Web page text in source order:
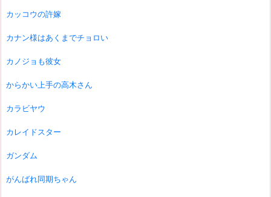
カッコウの許嫁
カナン様はあくまでチョロい
カノジョも彼女
からかい上手の高木さん
カラビヤウ
カレイドスター
ガンダム
がんばれ同期ちゃん